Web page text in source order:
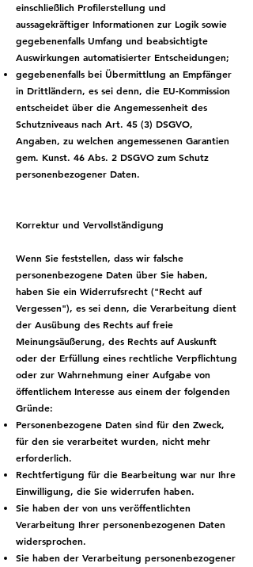
einschließlich Profilerstellung und
aussagekräftiger Informationen zur Logik sowie
gegebenenfalls Umfang und beabsichtigte
Auswirkungen automatisierter Entscheidungen;
gegebenenfalls bei Übermittlung an Empfänger
in Drittländern, es sei denn, die EU-Kommission
entscheidet über die Angemessenheit des
Schutzniveaus nach Art. 45 (3) DSGVO,
Angaben, zu welchen angemessenen Garantien
gem. Kunst. 46 Abs. 2 DSGVO zum Schutz
personenbezogener Daten.
Korrektur und Vervollständigung
Wenn Sie feststellen, dass wir falsche
personenbezogene Daten über Sie haben,
haben Sie ein Widerrufsrecht ("Recht auf
Vergessen"), es sei denn, die Verarbeitung dient
der Ausübung des Rechts auf freie
Meinungsäußerung, des Rechts auf Auskunft
oder der Erfüllung eines rechtliche Verpflichtung
oder zur Wahrnehmung einer Aufgabe von
öffentlichem Interesse aus einem der folgenden
Gründe:
Personenbezogene Daten sind für den Zweck,
für den sie verarbeitet wurden, nicht mehr
erforderlich.
Rechtfertigung für die Bearbeitung war nur Ihre
Einwilligung, die Sie widerrufen haben.
Sie haben der von uns veröffentlichten
Verarbeitung Ihrer personenbezogenen Daten
widersprochen.
Sie haben der Verarbeitung personenbezogener